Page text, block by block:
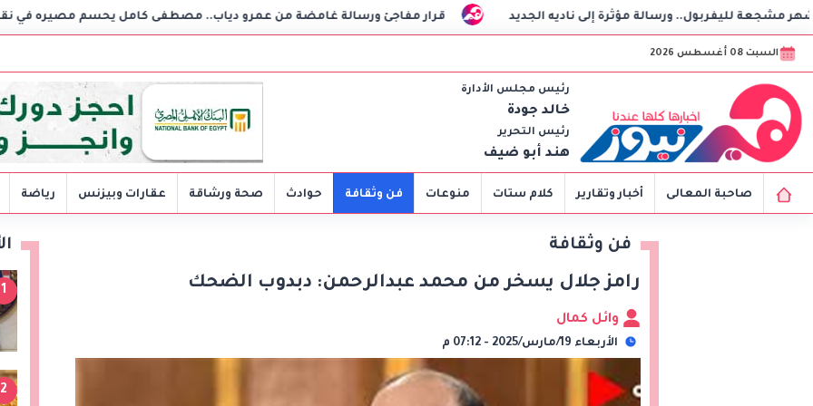
قرار مفاجئ ورسالة غامضة من عمرو دياب.. مصطفى كامل يحسم مصيره في نقابة الموسيقيين مؤثرة إلى ناديه الجديد
السبت 08 أغسطس 2026
رئيس مجلس الأدارة
خالد جودة
رئيس التحرير
هند أبو ضيف
صاحبة المعالى أخبار وتقارير كلام ستات منوعات فن وثقافة حوادث صحة ورشاقة عقارات وبيزنس رياضة
فن وثقافة
رامز جلال يسخر من محمد عبدالرحمن: دبدوب الضحك
وائل كمال
الأربعاء 19/مارس/2025 - 07:12 م
1
2